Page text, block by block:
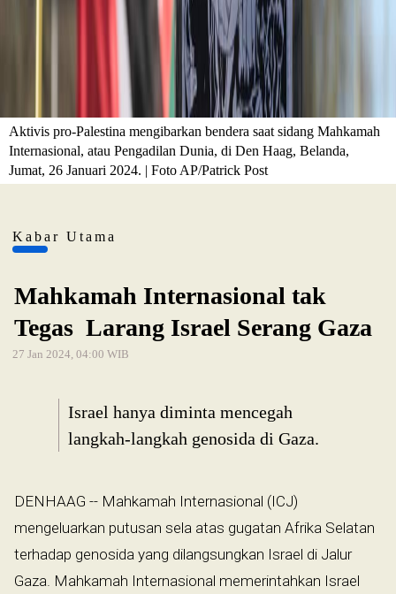
Aktivis pro-Palestina mengibarkan bendera saat sidang Mahkamah
Internasional, atau Pengadilan Dunia, di Den Haag, Belanda,
Jumat, 26 Januari 2024. | Foto AP/Patrick Post
Kabar Utama
Mahkamah Internasional tak
Tegas Larang Israel Serang Gaza
27 Jan 2024, 04:00 WIB
Israel hanya diminta mencegah
langkah-langkah genosida di Gaza.
DENHAAG -- Mahkamah Internasional (ICJ)
mengeluarkan putusan sela atas gugatan Afrika Selatan
terhadap genosida yang dilangsungkan Israel di Jalur
Gaza. Mahkamah Internasional memerintahkan Israel